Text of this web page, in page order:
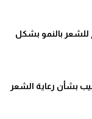
للشعر بالنمو بشكل
بشأن رعاية الشعر